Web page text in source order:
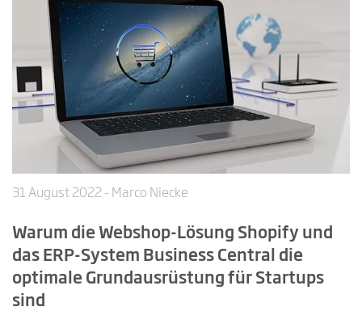
31 August 2022 - Marco Niecke
Warum die Webshop-Lösung Shopify und
das ERP-System Business Central die
optimale Grundausrüstung für Startups
sind